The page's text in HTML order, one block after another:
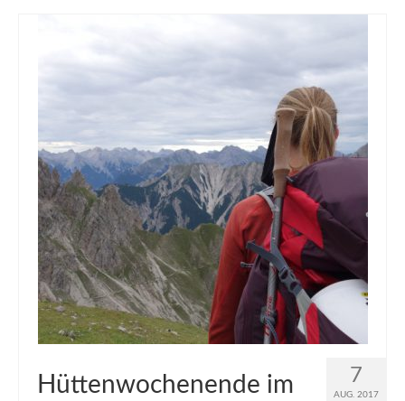
7
AUG. 2017
Hüttenwochenende im